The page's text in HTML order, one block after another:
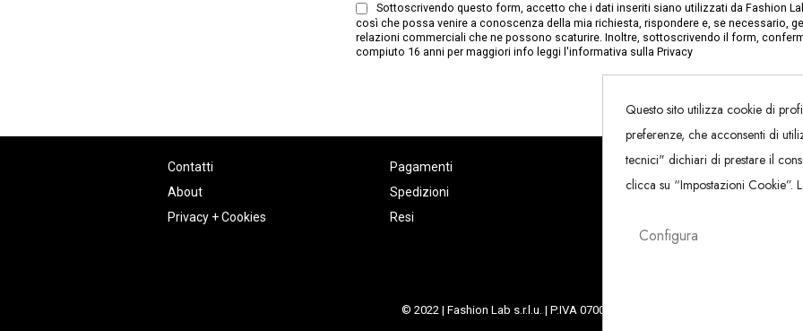
Sottoscrivendo questo form, accetto che i dati inseriti siano utilizzati da Fashion
così che possa venire a conoscenza della mia richiesta, rispondere e, se necessario,
relazioni commerciali che ne possono scaturire. Inoltre, sottoscrivendo il form,
compiuto 16 anni per maggiori info leggi l'informativa sulla Privacy
Contatti
About
Privacy + Cookies
Pagamenti
Spedizioni
Resi
Condizioni di vendita
Account
© 2022 | Fashion Lab s.r.l.u. | P.IVA 07002220726 | Art direction
Questo sito utilizza cookie di
preferenze, che acconsenti di
tecnici" dichiari di prestare il
clicca su “Impostazioni Cookie”.
Configura